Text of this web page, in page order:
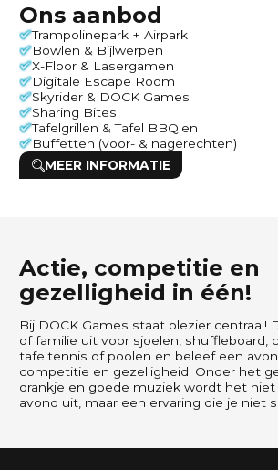
Ons aanbod
Trampolinepark + Airpark
Bowlen & Bijlwerpen
X-Floor & Lasergamen
Digitale Escape Room
Skyrider & DOCK Games
Sharing Bites
Tafelgrillen & Tafel BBQ'en
Buffetten (voor- & nagerechten)
MEER INFORMATIE
Actie, competitie en
gezelligheid in één!
Bij DOCK Games staat plezier centraal!
of familie uit voor sjoelen, shuffleboard,
tafeltennis of poolen en beleef een
competitie en gezelligheid. Onder het
drankje en goede muziek wordt het niet
avond uit, maar een ervaring die je niet